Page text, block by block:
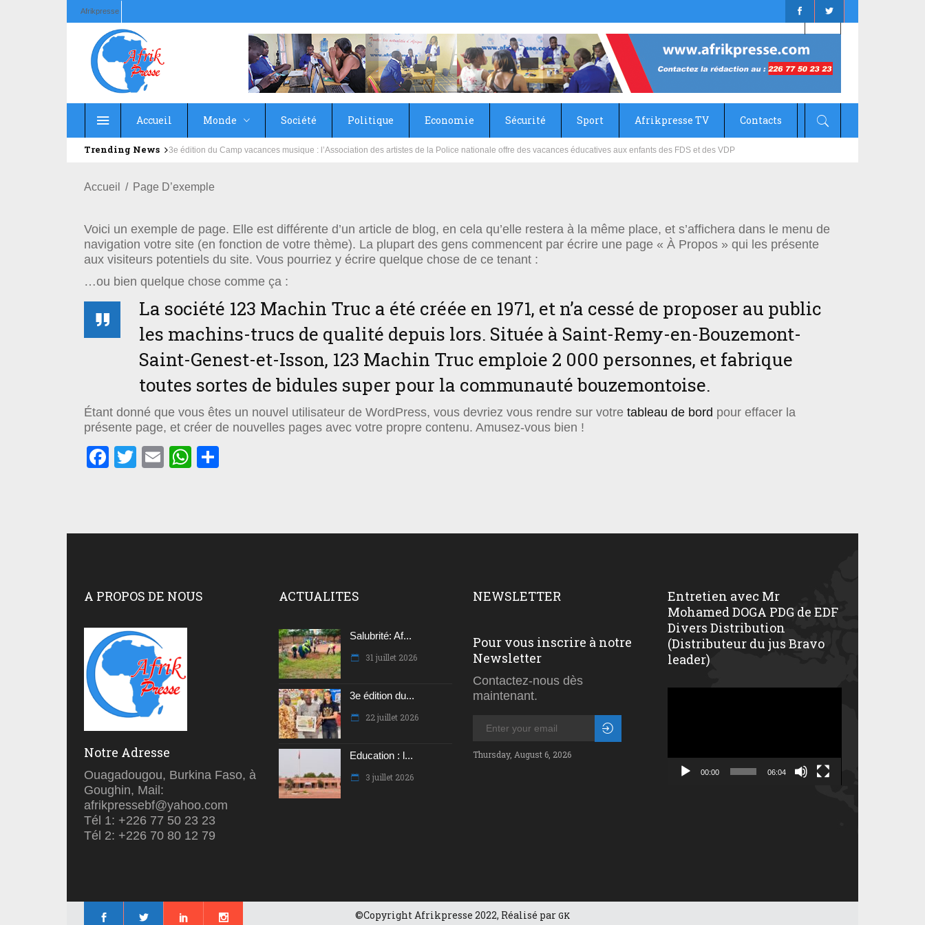
Afrikpresse
Accueil Monde Société Politique Economie Sécurité Sport Afrikpresse TV Contacts
Trending News 3e édition du Camp vacances musique : l’Association des artistes de la Police nationale offre des vacances éducatives aux enfants des FDS et des VDP
Accueil Page D’exemple
Voici un exemple de page. Elle est différente d’un article de blog, en cela qu’elle restera à la même place, et s’affichera dans le menu de
navigation votre site (en fonction de votre thème). La plupart des gens commencent par écrire une page « À Propos » qui les présente
aux visiteurs potentiels du site. Vous pourriez y écrire quelque chose de ce tenant :
…ou bien quelque chose comme ça :
La société 123 Machin Truc a été créée en 1971, et n’a cessé de proposer au public
les machins-trucs de qualité depuis lors. Située à Saint-Remy-en-Bouzemont-
Saint-Genest-et-Isson, 123 Machin Truc emploie 2 000 personnes, et fabrique
toutes sortes de bidules super pour la communauté bouzemontoise.
Étant donné que vous êtes un nouvel utilisateur de WordPress, vous devriez vous rendre sur votre tableau de bord pour effacer la
présente page, et créer de nouvelles pages avec votre propre contenu. Amusez-vous bien !
Facebook
Twitter
EmailWhatsApp
A PROPOS DE NOUS
Notre Adresse
Ouagadougou, Burkina Faso, à
Goughin, Mail:
afrikpressebf@yahoo.com
Tél 1: +226 77 50 23 23
Tél 2: +226 70 80 12 79
ACTUALITES
Salubrité: Af...
31 juillet 2026
3e édition du...
22 juillet 2026
Education : l...
3 juillet 2026
NEWSLETTER
Pour vous inscrire à notre
Newsletter
Contactez-nous dès
maintenant.
Thursday, August 6, 2026
Entretien avec Mr
Mohamed DOGA PDG de EDF
Divers Distribution
(Distributeur du jus Bravo
leader)
00:00 06:04
©Copyright Afrikpresse 2022, Réalisé parGK